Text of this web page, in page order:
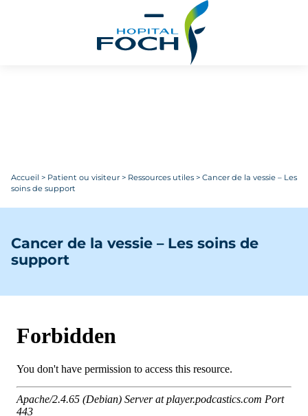
Accueil > Patient ou visiteur > Ressources utiles > Cancer de la vessie – Les
soins de support
Cancer de la vessie – Les soins de
support